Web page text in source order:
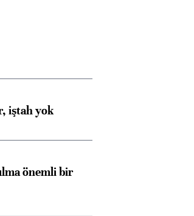
iştah yok
önemli bir